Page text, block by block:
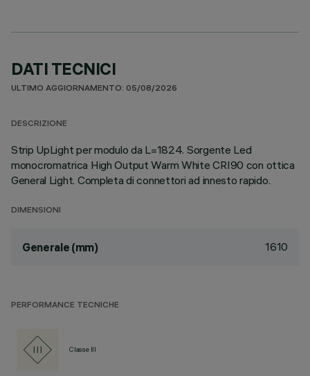
DATI TECNICI
ULTIMO AGGIORNAMENTO: 05/08/2026
DESCRIZIONE
Strip UpLight per modulo da L=1824. Sorgente Led
monocromatrica High Output Warm White CRI90 con ottica
General Light. Completa di connettori ad innesto rapido.
DIMENSIONI
Generale (mm) 1610
PERFORMANCE TECNICHE
Classe III